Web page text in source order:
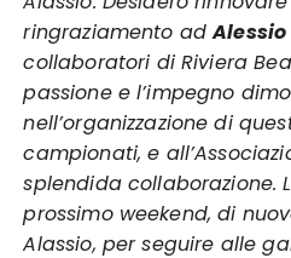
ringraziamento ad
collaboratori di Riviera
passione e l’impegno
nell’organizzazione di
campionati, e
splendida collaborazione.
prossimo weekend, di
Alassio, per seguire alle